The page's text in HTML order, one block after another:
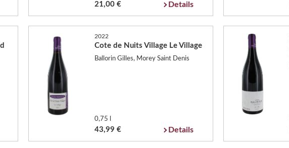
21,00 € Details
2022
Cote de Nuits Village Le Village
Ballorin Gilles, Morey Saint Denis
0,75 l
43,99 € Details